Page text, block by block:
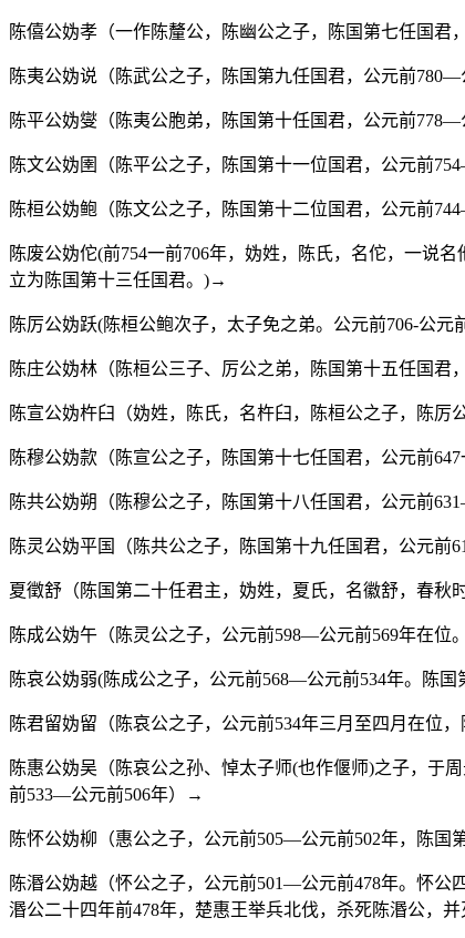
陈僖公妫孝（一作陈釐公，陈幽公之子，陈国第七任国
陈夷公妫说（陈武公之子，陈国第九任国君，公元前
陈平公妫燮（陈夷公胞弟，陈国第十任国君，公元前
陈文公妫圉（陈平公之子，陈国第十一位国君，公元前
陈桓公妫鲍（陈文公之子，陈国第十二位国君，公元前
陈废公妫佗(前754一前706年，妫姓，陈氏，名佗，一说
立为陈国第十三任国君。)→
陈厉公妫跃(陈桓公鲍次子，太子免之弟。公元前706-公
陈庄公妫林（陈桓公三子、厉公之弟，陈国第十五任国
陈宣公妫杵臼（妫姓，陈氏，名杵臼，陈桓公之子，陈
陈穆公妫款（陈宣公之子，陈国第十七任国君，公元前
陈共公妫朔（陈穆公之子，陈国第十八任国君，公元前
陈灵公妫平国（陈共公之子，陈国第十九任国君，公元前
夏徵舒（陈国第二十任君主，妫姓，夏氏，名徽舒，春
陈成公妫午（陈灵公之子，公元前598—公元前569年在位
陈哀公妫弱(陈成公之子，公元前568—公元前534年。陈
陈君留妫留（陈哀公之子，公元前534年三月至四月在位
陈惠公妫吴（陈哀公之孙、悼太子师(也作偃师)之子，于
前533—公元前506年）
→
陈怀公妫柳（惠公之子，公元前505—公元前502年，陈国
陈湣公妫越（怀公之子，公元前501—公元前478年。怀
湣公二十四年前478年，楚惠王举兵北伐，杀死陈湣公，并